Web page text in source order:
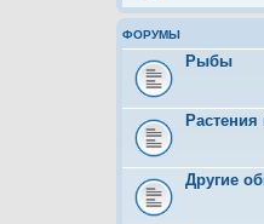
ФОРУМЫ
Рыбы
Другие